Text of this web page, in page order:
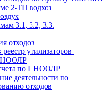
2-ТП водхоз
3.1, 3.2, 3.3.
отходов
утилизаторов
по ПНООЛР
деятельности по
отходов